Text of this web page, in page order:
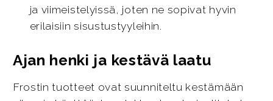
ja viimeistelyissä, joten ne sopivat hyvin
erilaisiin sisustustyyleihin.
Ajan henki ja kestävä laatu
Frostin tuotteet ovat suunniteltu kestämään